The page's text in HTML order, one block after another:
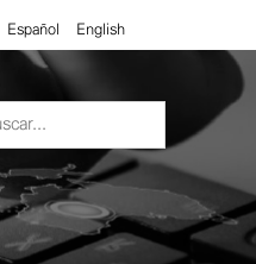
Español English